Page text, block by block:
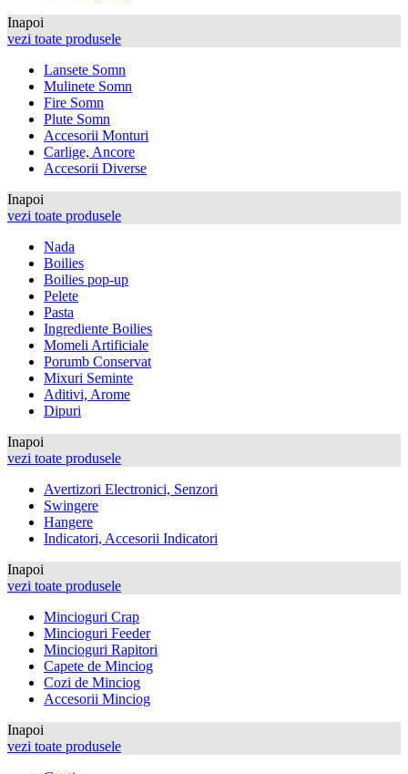
Inapoi
vezi toate produsele
Lansete Somn
Mulinete Somn
Fire Somn
Plute Somn
Accesorii Monturi
Carlige, Ancore
Accesorii Diverse
Inapoi
vezi toate produsele
Nada
Boilies
Boilies pop-up
Pelete
Pasta
Ingrediente Boilies
Momeli Artificiale
Porumb Conservat
Mixuri Seminte
Aditivi, Arome
Dipuri
Inapoi
vezi toate produsele
Avertizori Electronici, Senzori
Swingere
Hangere
Indicatori, Accesorii Indicatori
Inapoi
vezi toate produsele
Mincioguri Crap
Mincioguri Feeder
Mincioguri Rapitori
Capete de Minciog
Cozi de Minciog
Accesorii Minciog
Inapoi
vezi toate produsele